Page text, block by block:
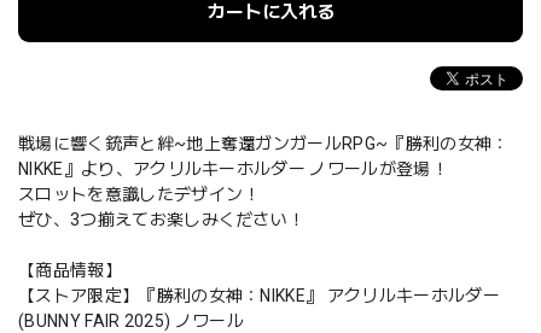
カートに入れる
戦場に響く銃声と絆~地上奪還ガンガールRPG~『勝利の女神：
NIKKE』より、アクリルキーホルダー ノワールが登場！
スロットを意識したデザイン！
ぜひ、3つ揃えてお楽しみください！
【商品情報】
【ストア限定】『勝利の女神：NIKKE』 アクリルキーホルダー
(BUNNY FAIR 2025) ノワール